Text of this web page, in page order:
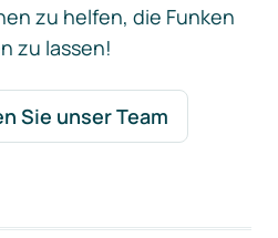
zu helfen, die Funken
zu lassen!
Sie unser Team